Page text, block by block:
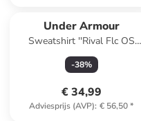
Under Armour
Sweatshirt ''Rival Flc OS
Varsity'' lichtroze
-38%
€ 34,99
Adviesprijs (AVP): € 56,50*